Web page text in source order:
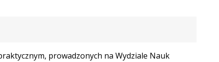
prowadzonych na Wydziale Nauk